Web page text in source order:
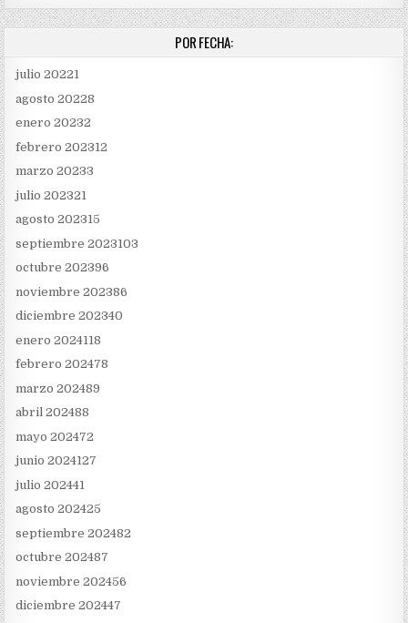
POR FECHA:
julio 20221
agosto 20228
enero 20232
febrero 202312
marzo 20233
julio 202321
agosto 202315
septiembre 2023103
octubre 202396
noviembre 202386
diciembre 202340
enero 2024118
febrero 202478
marzo 202489
abril 202488
mayo 202472
junio 2024127
julio 202441
agosto 202425
septiembre 202482
octubre 202487
noviembre 202456
diciembre 202447